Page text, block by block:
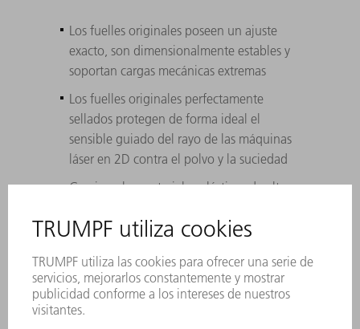
Los fuelles originales poseen un ajuste
exacto, son dimensionalmente estables y
soportan cargas mecánicas extremas
Los fuelles originales perfectamente
sellados protegen de forma ideal el
sensible guiado del rayo de las máquinas
láser en 2D contra el polvo y la suciedad
Gracias a los materiales plásticos de alta
alcanzan una vida útil máxima (hasta tres